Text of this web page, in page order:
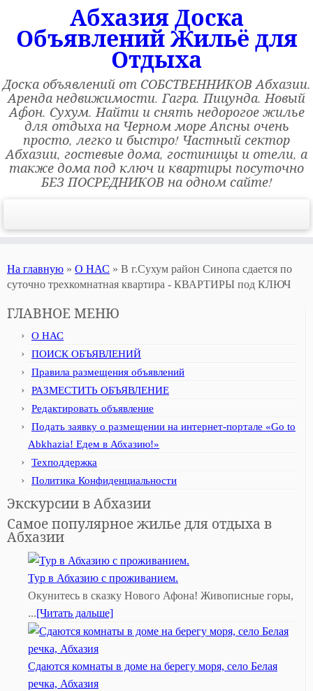
Абхазия Доска
Объявлений Жильё для
Отдыха
Доска объявлений от СОБСТВЕННИКОВ Абхазии.
Аренда недвижимости. Гагра. Пицунда. Новый
Афон. Сухум. Найти и снять недорогое жилье
для отдыха на Черном море Апсны очень
просто, легко и быстро! Частный сектор
Абхазии, гостевые дома, гостиницы и отели, а
также дома под ключ и квартиры посуточно
БЕЗ ПОСРЕДНИКОВ на одном сайте!
На главную » О НАС » В г.Сухум район Синопа сдается по
суточно трехкомнатная квартира - КВАРТИРЫ под КЛЮЧ
ГЛАВНОЕ МЕНЮ
О НАС
ПОИСК ОБЪЯВЛЕНИЙ
Правила размещения объявлений
РАЗМЕСТИТЬ ОБЪЯВЛЕНИЕ
Редактировать объявление
Подать заявку о размещении на интернет-портале «Go to
Abkhazia! Едем в Абхазию!»
Техподдержка
Политика Конфиденциальности
Экскурсии в Абхазии
Самое популярное жилье для отдыха в
Абхазии
Тур в Абхазию с проживанием.
Окунитесь в сказку Нового Афона! Живописные горы,
...[Читать дальше]
Сдаются комнаты в доме на берегу моря, село Белая
речка, Абхазия